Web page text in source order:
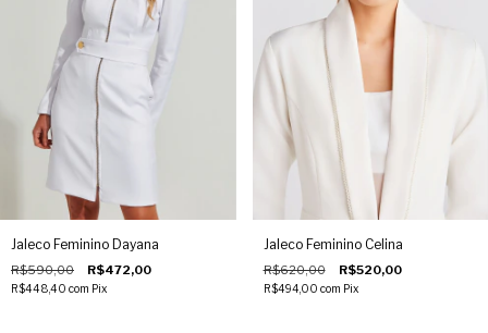
Jaleco Feminino Dayana
R$590,00 R$472,00
R$448,40 com Pix
Jaleco Feminino Celina
R$620,00 R$520,00
R$494,00 com Pix